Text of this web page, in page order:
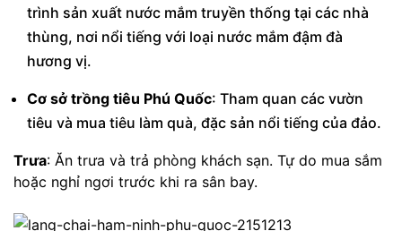
trình sản xuất nước mắm truyền thống tại các nhà
thùng, nơi nổi tiếng với loại nước mắm đậm đà
hương vị.
Cơ sở trồng tiêu Phú Quốc: Tham quan các vườn
tiêu và mua tiêu làm quà, đặc sản nổi tiếng của đảo.
Trưa: Ăn trưa và trả phòng khách sạn. Tự do mua sắm
hoặc nghỉ ngơi trước khi ra sân bay.